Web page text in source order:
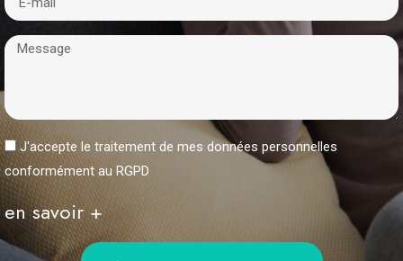
J'accepte le traitement de mes données personnelles
conformément au RGPD
en savoir +